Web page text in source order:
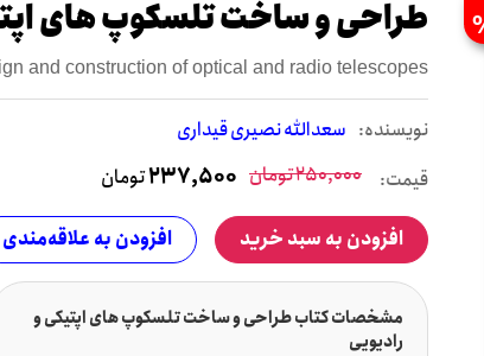
طراحی و ساخت تلسکوپ های
and construction of optical and radio telescopes
نويسنده: سعدالله نصیری قیداری
قیمت: 250,000تومان 237,500تومان
افزودن به سبد خرید افزودن به علاقه‌مندی
مشخصات کتاب طراحی و ساخت تلسکوپ های اپتیکی و
رادیویی